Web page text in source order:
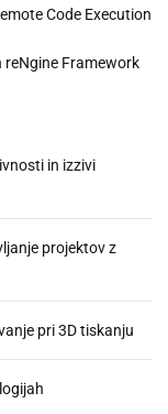
Code Execution
reNgine Framework
in izzivi
projektov z
pri 3D tiskanju